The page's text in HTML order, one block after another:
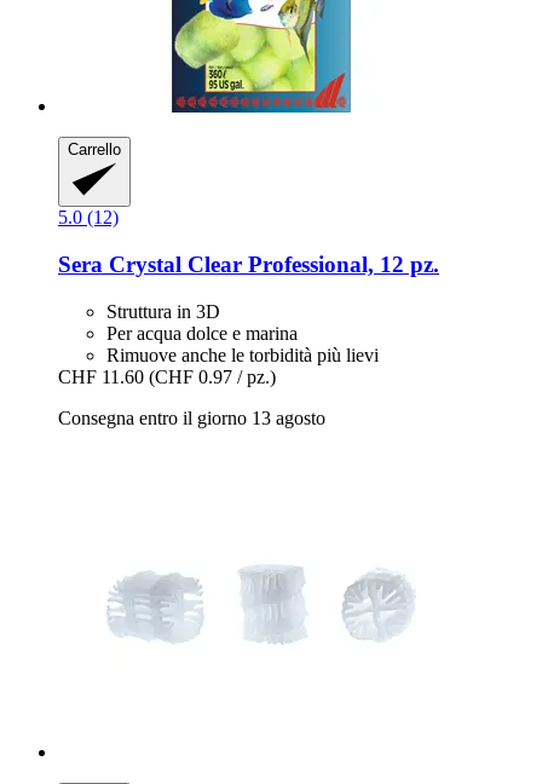
Carrello
5.0 (12)
Sera Crystal Clear Professional, 12 pz.
Struttura in 3D
Per acqua dolce e marina
Rimuove anche le torbidità più lievi
CHF 11.60 (CHF 0.97 / pz.)
Consegna entro il giorno 13 agosto